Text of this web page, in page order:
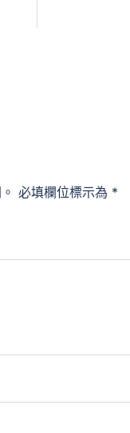
必填欄位標示為 *